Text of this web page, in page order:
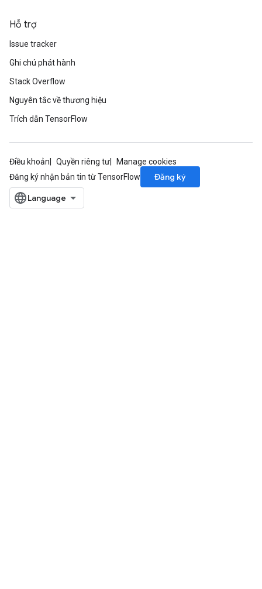
Hỗ trợ
Issue tracker
Ghi chú phát hành
Stack Overflow
Nguyên tắc về thương hiệu
Trích dẫn TensorFlow
Điều khoản Quyền riêng tư
Manage cookies
Đăng ký nhận bản tin từ TensorFlow
Đăng ký